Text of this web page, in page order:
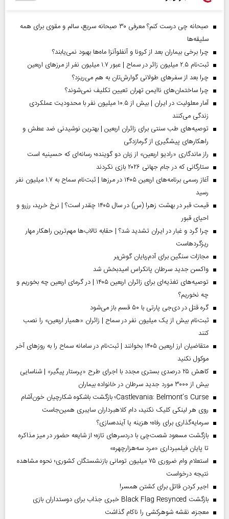
صبحانه چی درست کنم؟ معرفی ۳۰ صبحانه سریع، سالم و مقوی برای همه
سلیقه‌ها
چرا برخی بیماران بعد از کرونا و آنفلوآنزا ماه‌ها بهبود نمی‌یابند؟
ثبت‌نام ۲.۵ میلیون زائر در سماح | عبور ۱.۷ میلیون نفر از مرز‌های اربعین
چرا بعد از سفرهای طولانی گوارش‌تان به هم می‌ریزد؟
چرا ساختمان‌های ناایمن تهران تعیین تکلیف نمی‌شوند؟
آمار معلولیت در ایران | بیش از ۱۰.۵ میلیون نفر با محدودیت عملکردی
زندگی می‌کنند
توصیه‌های طب سنتی برای زائران اربعین | بهترین نوشیدنی ضد عطش و
راهکارهای پیشگیری از گرمازدگی
راز ماندگاری «رادیو اربعین» از زبان دو گوینده؛ رسانه‌ای که حسینیه است
ستارگانی که در جام جهانی ۲۰۲۶ بازی نکردند
آغاز رسمی برنامه‌های اربعین ۱۴۰۵ در مرز‌ها | ثبت‌نام سماح به ۱.۷ میلیون نفر
رسید
قیمت قبر در بهشت زهرا (س) در سال ۱۴۰۵ چقدر است؟ | نرخ خرید، رزرو و
احیای قبور
چرا گرد و غبار در ایران تشدید شد؟ | حقابه تالاب‌ها مهم‌ترین راهکار مهار
ریزگردهاست
مجازات سنگین برای آدم‌ربایان گوش‌بر
واکسن جدید سرطان پانکراس امیدبخش شد
توصیه‌های تغذیه‌ای برای زائران اربعین ۱۴۰۵ | در گرمای اربعین چه بخوریم و
چه نخوریم؟
گره قتل در دی‌جی پارتی با ۵۰ قسم باز می‌شود
ثبت‌نام بیش از یک میلیون نفر در سماح | زائران «همیار اربعین» را نصب
کنند
متقاضیان ارز اربعین ۱۴۰۵ بخوانند | ثبت‌نام در سامانه سماح را به روز‌های آخر
موکول نکنید
کاهش ۲۵ درصدی بستری مجدد با اجرای طرح «پرستار پیگیر» | شناسایی
بیش از ۳۰۰۰ مورد جدید سرطان در خانواده بیماران
Castlevania: Belmont’s Curse؛ بازگشت باشکوه شکارچیان خون‌آشام
روی هر لینکی کلیک نکنید، دام کلاهبرداران سایبری همین‌جاست
سرمایه‌گذاری برای رفاه؛ هزینه یا آینده‌سازی؟
بازگشت مسعود شصت‌چی با دردسر‌های تازه؛ از شایعه حضور در میز مذاکره
تا پایان فیلمبرداری «مرد سه‌هزارچهره»
استعلام وام ضروری ۷۵ میلیون تومانی بازنشستگان کشوری؛ نحوه مشاهده
نتیجه درخواست
اجیر کردن قاتل برای کشتن همسر!
بازگشت Black Flag Resynced خبری جذاب برای دوستداران بازی
معجزه، نقشه شوهرکشی را ناکام گذاشت